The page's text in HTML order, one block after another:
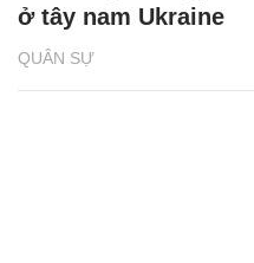
QUÂN SỰ
ở tây nam Ukraine